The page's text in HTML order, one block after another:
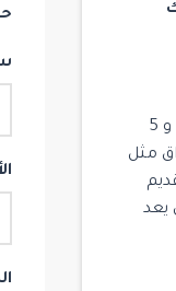
تشهد المنطقة ازدهاراً عمرانياً فهي فرصة استثمارية ممتازة كما أن وقوع العديد من الفنادق ذات 4 و 5
مثل
يعد